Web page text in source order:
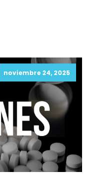
noviembre 24, 2025